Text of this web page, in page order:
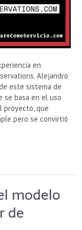
en
Alejandro
este sistema de
se basa en el uso
proyecto, que
pero se convirtió
modelo
de